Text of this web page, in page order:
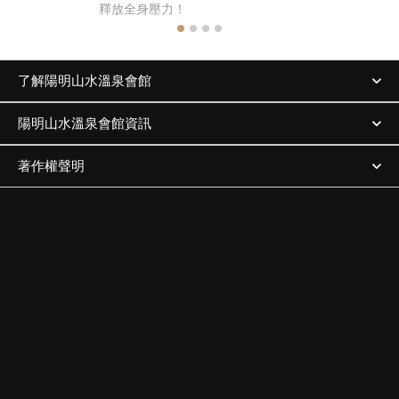
釋放全身壓力！
了解陽明山水溫泉會館
陽明山水溫泉會館資訊
著作權聲明